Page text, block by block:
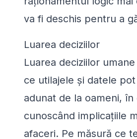
va fi deschis pentru a
Luarea deciziilor
Luarea deciziilor
ce utilajele și datele
adunat de la oameni,
cunoscând implicațiile
afaceri. Pe măsură ce